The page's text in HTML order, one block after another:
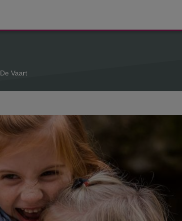
De Vaart